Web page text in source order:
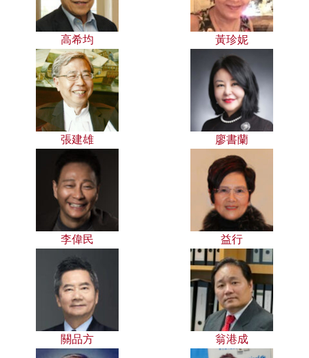
高希均 黃珍妮
張建雄 廖書蘭
李偉民 益行
關品方 翁港成